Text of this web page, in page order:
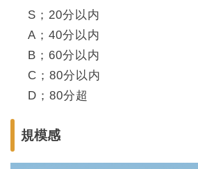
S；20分以内
A；40分以内
B；60分以内
C；80分以内
D；80分超
規模感